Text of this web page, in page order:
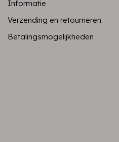
Informatie
Verzending en retourneren
Betalingsmogelijkheden